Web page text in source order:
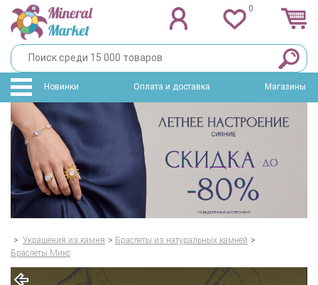
0
Новинки Оплата и доставка Магазины
> Украшения из камня > Браслеты из натуральных камней >
Браслеты Микс